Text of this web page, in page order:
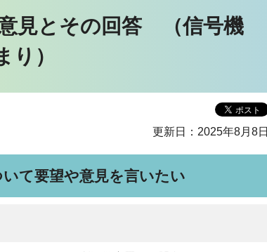
見とその回答 （信号機
）
更新日：2025年8月8日
て要望や意見を言いたい